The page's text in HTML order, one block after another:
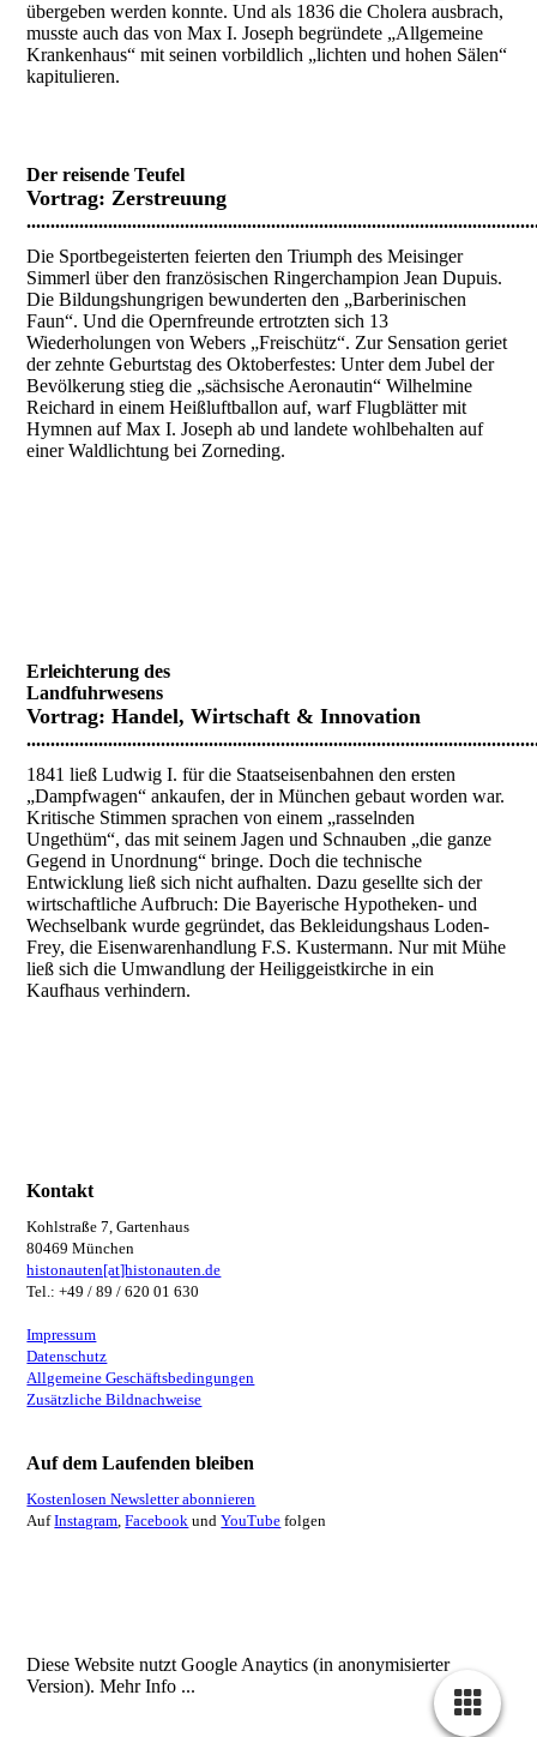
übergeben werden konnte. Und als 1836 die Cholera ausbrach,
musste auch das von Max I. Joseph begründete „Allgemeine
Krankenhaus“ mit seinen vorbildlich „lichten und hohen Sälen“
kapitulieren.
Der reisende Teufel
Vortrag: Zerstreuung
Die Sportbegeisterten feierten den Triumph des Meisinger
Simmerl über den französischen Ringerchampion Jean Dupuis.
Die Bildungshungrigen bewunderten den „Barberinischen
Faun“. Und die Opernfreunde ertrotzten sich 13
Wiederholungen von Webers „Freischütz“. Zur Sensation geriet
der zehnte Geburtstag des Oktoberfestes: Unter dem Jubel der
Bevölkerung stieg die „sächsische Aeronautin“ Wilhelmine
Reichard in einem Heißluftballon auf, warf Flugblätter mit
Hymnen auf Max I. Joseph ab und landete wohlbehalten auf
einer Waldlichtung bei Zorneding.
Erleichterung des
Landfuhrwesens
Vortrag: Handel, Wirtschaft & Innovation
1841 ließ Ludwig I. für die Staatseisenbahnen den ersten
„Dampfwagen“ ankaufen, der in München gebaut worden war.
Kritische Stimmen sprachen von einem „rasselnden
Ungethüm“, das mit seinem Jagen und Schnauben „die ganze
Gegend in Unordnung“ bringe. Doch die technische
Entwicklung ließ sich nicht aufhalten. Dazu gesellte sich der
wirtschaftliche Aufbruch: Die Bayerische Hypotheken- und
Wechselbank wurde gegründet, das Bekleidungshaus Loden-
Frey, die Eisenwarenhandlung F.S. Kustermann. Nur mit Mühe
ließ sich die Umwandlung der Heiliggeistkirche in ein
Kaufhaus verhindern.
Kontakt
Kohlstraße 7, Gartenhaus
80469 München
histonauten[at]histonauten.de
Tel.: +49 / 89 / 620 01 630
Impressum
Datenschutz
Allgemeine Geschäftsbedingungen
Zusätzliche Bildnachweise
Auf dem Laufenden bleiben
Kostenlosen Newsletter abonnieren
AufInstagram,Facebook undYouTube folgen
Diese Website nutzt Google Anaytics (in anonymisierter
Version).Mehr Info ...